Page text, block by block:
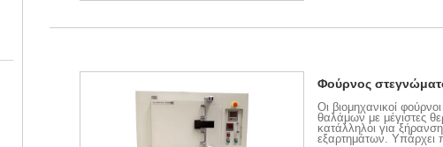
Φούρνος
Οι βιομηχανικοί
θαλάμων με μέγιστες
κατάλληλοι για
εξαρτημάτων. Υπάρχει